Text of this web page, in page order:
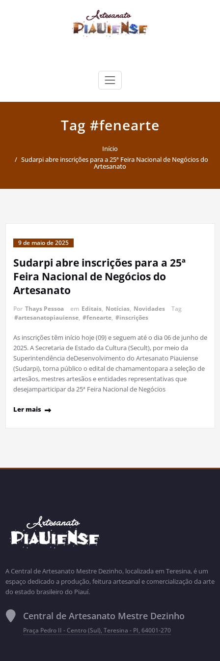
Artesanato Piauiense
Tag #fenearte
Início
Sudarpi abre inscrições para a 25ª Feira Nacional de Negócios do
Artesanato
9 de maio de 2025
Sudarpi abre inscrições para a 25ª
Feira Nacional de Negócios do
Artesanato
Por Thays Pessoa em Editais, Notícias, Novidades
Tag
#artesanatopiauiense, #fenearte, #inscrições
As inscrições têm início hoje (09) e seguem até o dia 06 de junho de
2025. A Secretaria de Estado da Cultura (Secult), por meio da
Superintendência deDesenvolvimento do Artesanato Piauiense
(Sudarpi), torna público o edital de chamamentopara a seleção de
artesãos, mestres artesãos e entidades representativas que
desejamparticipar da 25ª Feira Nacional de Negócios
Ler mais
A Central de Artesanato Mestre Dezinho, localizada em Teresina, é um
espaço dedicado a produção, feitura artesanal e comercialização da arte
do estado brasileiro do Piauí.
Central de Artesanato Mestre Dezinho
Praça Pedro II - Centro (Sul), Teresina - PI, 64001-270